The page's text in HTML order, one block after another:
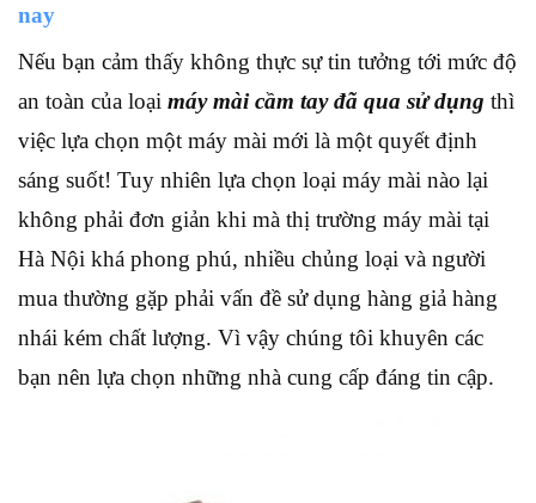
nay
Nếu bạn cảm thấy không thực sự tin tưởng tới mức độ
an toàn của loại máy mài cầm tay đã qua sử dụng thì
việc lựa chọn một máy mài mới là một quyết định
sáng suốt! Tuy nhiên lựa chọn loại máy mài nào lại
không phải đơn giản khi mà thị trường máy mài tại
Hà Nội khá phong phú, nhiều chủng loại và người
mua thường gặp phải vấn đề sử dụng hàng giả hàng
nhái kém chất lượng. Vì vậy chúng tôi khuyên các
bạn nên lựa chọn những nhà cung cấp đáng tin cập.